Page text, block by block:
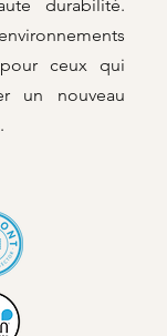
durabilité.
ceux qui
un nouveau